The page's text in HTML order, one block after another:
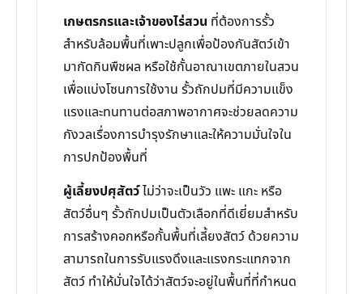
เกษตรกรและเจ้าของไร่สวน ที่ต้องการรั้ว
สำหรับล้อมพื้นที่เพาะปลูกเพื่อป้องกันสัตว์เข้า
มากัดกินพืชผล หรือใช้กั้นอาณาเขตภายในสวน
เพื่อแบ่งโซนการใช้งาน รั้วถักปมที่มีความแข็ง
แรงและทนทานต่อสภาพอากาศจะช่วยลดความ
กังวลเรื่องการบำรุงรักษาและให้ความมั่นใจใน
การปกป้องพื้นที่
ผู้เลี้ยงปศุสัตว์ไม่ว่าจะเป็นวัว แพะ แกะ หรือ
สัตว์อื่นๆ รั้วถักปมเป็นตัวเลือกที่ดีเยี่ยมสำหรับ
การสร้างคอกหรือกั้นพื้นที่เลี้ยงสัตว์ ด้วยความ
สามารถในการรับแรงดึงและแรงกระแทกจาก
สัตว์ ทำให้มั่นใจได้ว่าสัตว์จะอยู่ในพื้นที่ที่กำหนด